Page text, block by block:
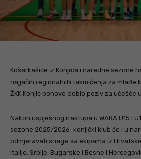
Košarkašice iz Konjica i naredne sezone
najjačih regionalnih takmičenja za mlađe
ŽKK Konjic ponovo dobio poziv za učešće u
Nakon uspješnog nastupa u WABA U15 i
sezone 2025/2026, konjički klub će i u
odmjeravati snage sa ekipama iz
Italije, Srbije, Bugarske i Bosne i